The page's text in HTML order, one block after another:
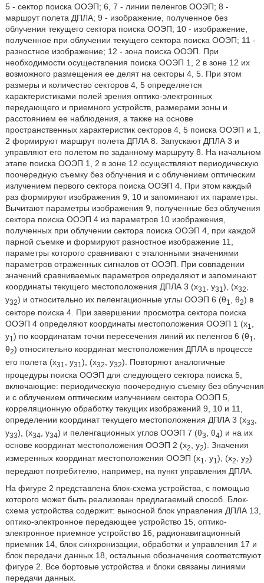
5 - сектор поиска ООЭП; 6, 7 - линии пеленгов ООЭП; 8 -
маршрут полета ДПЛА; 9 - изображение, полученное без
облучения текущего сектора поиска ООЭП; 10 - изображение,
полученное при облучении текущего сектора поиска ООЭП; 11 -
разностное изображение; 12 - зона поиска ООЭП. При
необходимости осуществления поиска ООЭП 1, 2 в зоне 12 их
возможного размещения ее делят на секторы 4, 5. При этом
размеры и количество секторов 4, 5 определяется
характеристиками полей зрения оптико-электронных
передающего и приемного устройств, размерами зоны и
расстоянием ее наблюдения, а также на основе
пространственных характеристик секторов 4, 5 поиска ООЭП и 1,
2 формируют маршрут полета ДПЛА 8. Запускают ДПЛА 3 и
управляют его полетом по заданному маршруту 8. На начальном
этапе поиска ООЭП 1, 2 в зоне 12 осуществляют периодическую
поочередную съемку без облучения и с облучением оптическим
излучением первого сектора поиска ООЭП 4. При этом каждый
раз формируют изображения 9, 10 и запоминают их параметры.
Вычитают параметры изображения 9, полученные без облучения
сектора поиска ООЭП 4 из параметров 10 изображения,
полученных при облучении сектора поиска ООЭП 4, при каждой
парной съемке и формируют разностное изображение 11,
параметры которого сравнивают с эталонными значениями
параметров отраженных сигналов от ООЭП. При совпадении
значений сравниваемых параметров определяют и запоминают
координаты текущего местоположения ДПЛА 3 (х31 , у31 ), (х32
у32) и относительно их пеленгационные углы ООЭП 6 (θ1 , θ2) в
секторе поиска 4. При завершении просмотра сектора поиска
ООЭП 4 определяют координаты местоположения ООЭП 1 (х1
у1 ) по координатам точки пересечения линий их пеленгов 6 (θ1 ,
θ2) относительно координат местоположения ДПЛА в процессе
его полета (х31 , y31 ), (х32 , y32). Повторяют аналогичные
процедуры поиска ООЭП для следующего сектора поиска 5,
включающие: периодическую поочередную съемку без облучения
и с облучением оптическим излучением сектора ООЭП 5,
корреляционную обработку текущих изображений 9, 10 и 11,
определении координат текущего местоположения ДПЛА 3 (х33
у33), (х34 , y34) и пеленгационных углов ООЭП 7 (θ3 , θ4) и на их
основе координат местоположения ООЭП 2 (х2, у2). Значения
измеренных координат местоположения ООЭП (x1 , y1 ), (х2 , y2)
передают потребителю, например, на пункт управления ДПЛА.
На фигуре 2 представлена блок-схема устройства, с помощью
которого может быть реализован предлагаемый способ. Блок-
схема устройства содержит: выносной блок управления ДПЛА 13,
оптико-электронное передающее устройство 15, оптико-
электронное приемное устройство 16, радионавигационный
приемник 14, блок синхронизации, обработки и управления 17 и
блок передачи данных 18, остальные обозначения соответствуют
фигуре 2. Все бортовые устройства и блоки связаны линиями
передачи данных.